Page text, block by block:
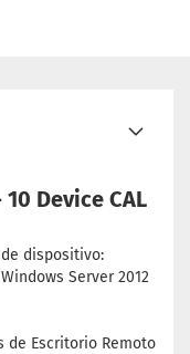
Device CAL
dispositivo:
Server 2012
de Escritorio Remoto